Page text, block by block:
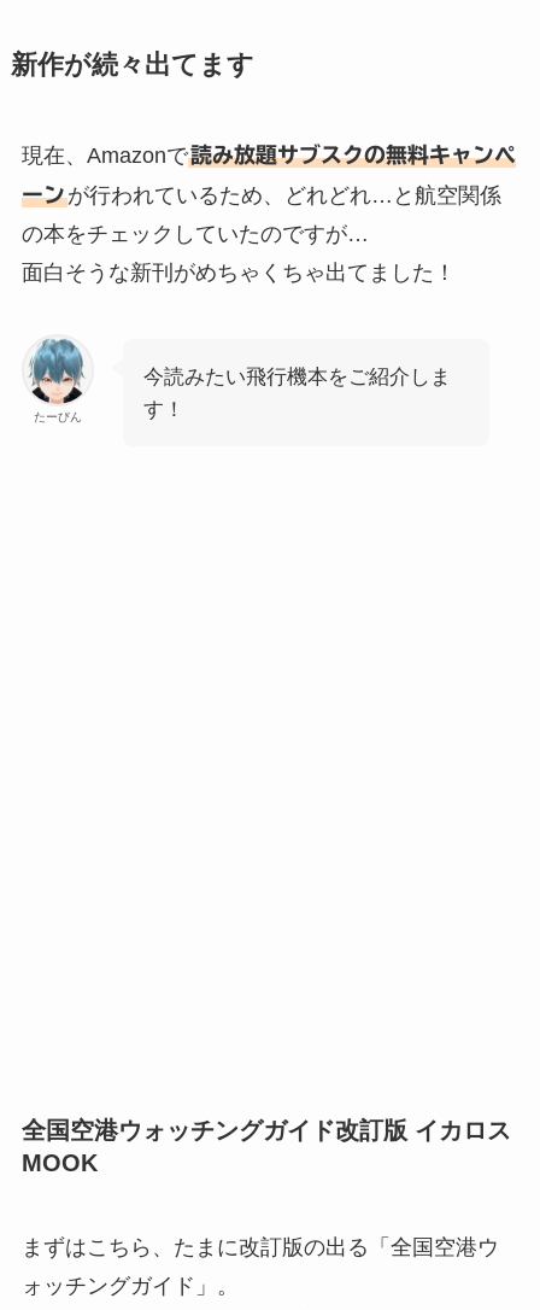
新作が続々出てます
現在、Amazonで読み放題サブスクの無料キャンペ
ーンが行われているため、どれどれ…と航空関係
の本をチェックしていたのですが…
面白そうな新刊がめちゃくちゃ出てました！
たーびん
今読みたい飛行機本をご紹介しま
す！
全国空港ウォッチングガイド改訂版 イカロス
MOOK
まずはこちら、たまに改訂版の出る「全国空港ウ
ォッチングガイド」。